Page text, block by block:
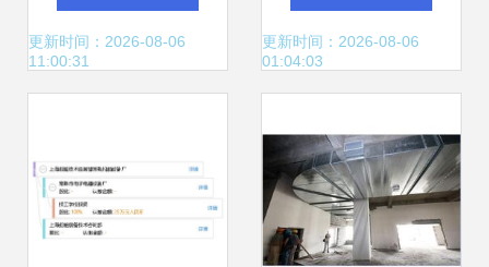
脑” 首聘技术调查
赋能专业化审判
更新时间：2026-08-06
11:00:31
专业引领，技术赋
更新时间：2026-08-06
01:04:03